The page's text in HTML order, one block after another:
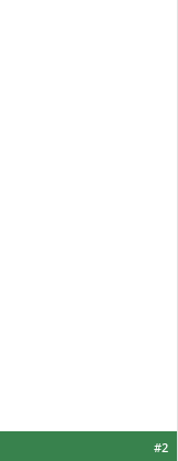
#2